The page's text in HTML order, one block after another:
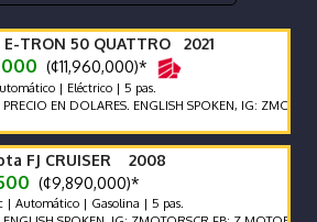
TRON 50 QUATTRO 2021
(¢11,960,000)*
| Eléctrico | 5 pas.
EN DOLARES. ENGLISH SPOKEN, IG:
FJ CRUISER 2008
(¢9,890,000)*
| Automático | Gasolina | 5 pas.